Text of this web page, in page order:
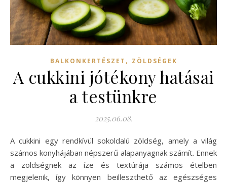
BALKONKERTÉSZET , ZÖLDSÉGEK
A cukkini jótékony hatásai
a testünkre
2025.06.08.
A cukkini egy rendkívül sokoldalú zöldség, amely a világ
számos konyhájában népszerű alapanyagnak számít. Ennek
a zöldségnek az íze és textúrája számos ételben
megjelenik, így könnyen beilleszthető az egészséges